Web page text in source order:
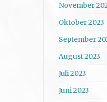
November
Oktober 2023
September
August 2023
Juli 2023
Juni 2023